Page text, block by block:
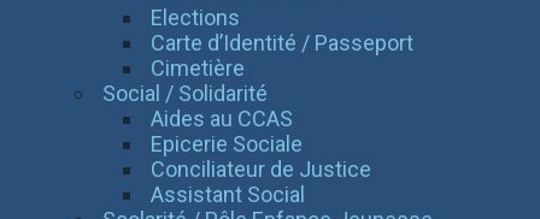
Elections
Carte d’Identité / Passeport
Cimetière
Social / Solidarité
Aides au CCAS
Epicerie Sociale
Conciliateur de Justice
Assistant Social